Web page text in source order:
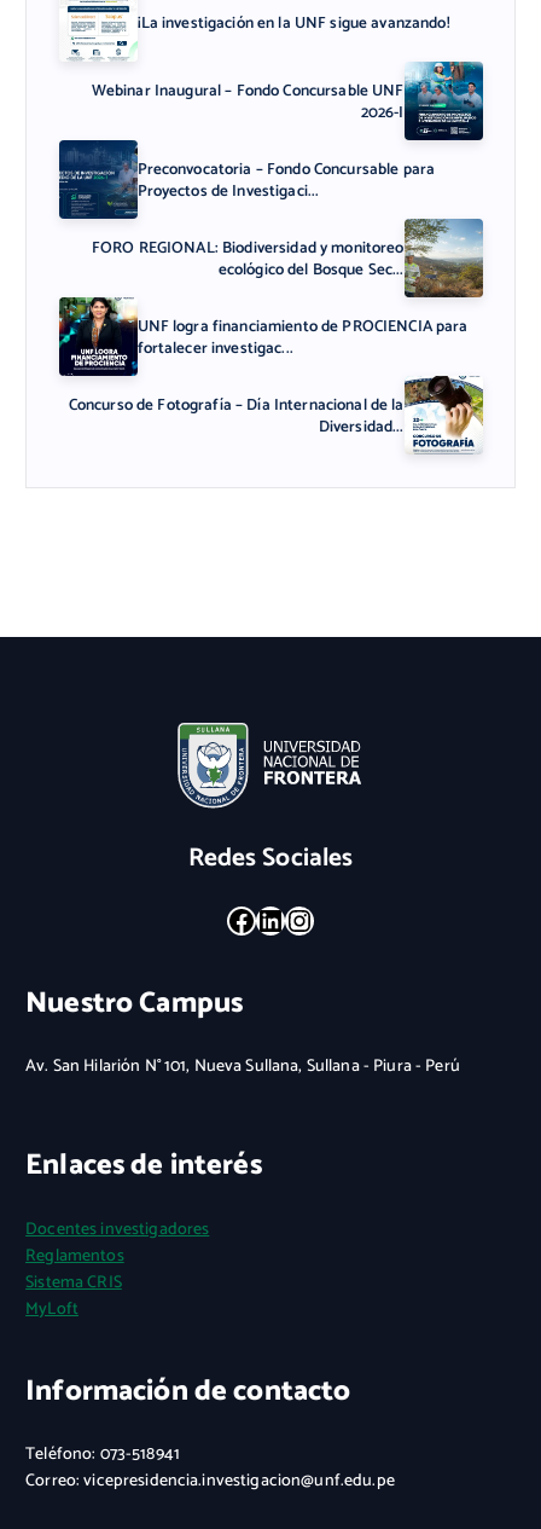
¡La investigación en la UNF sigue avanzando!
Webinar Inaugural – Fondo Concursable UNF
2026-I
Preconvocatoria – Fondo Concursable para
Proyectos de Investigaci...
FORO REGIONAL: Biodiversidad y monitoreo
ecológico del Bosque Sec...
UNF logra financiamiento de PROCIENCIA para
fortalecer investigac...
Concurso de Fotografía – Día Internacional de la
Diversidad...
Redes Sociales
Facebook LinkedIn Instagram
Nuestro Campus
Av. San Hilarión N° 101, Nueva Sullana, Sullana - Piura - Perú
Enlaces de interés
Docentes investigadores
Reglamentos
Sistema CRIS
MyLoft
Información de contacto
Teléfono: 073-518941
Correo: vicepresidencia.investigacion@unf.edu.pe